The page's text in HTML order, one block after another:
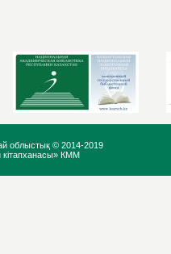
облыстық © 2014-2019
КММ